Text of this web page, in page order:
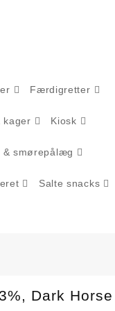
Færdigretter
kager Kiosk
& smørepålæg
Salte snacks
Dark Horse